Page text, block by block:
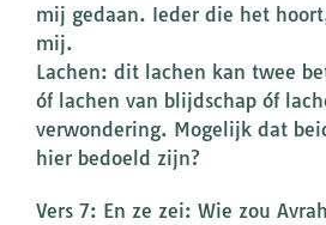
mij gedaan. Ieder die het
mij.
Lachen: dit lachen kan twee
óf lachen van blijdschap óf
verwondering. Mogelijk dat
hier bedoeld zijn?
Vers 7: En ze zei: Wie zou